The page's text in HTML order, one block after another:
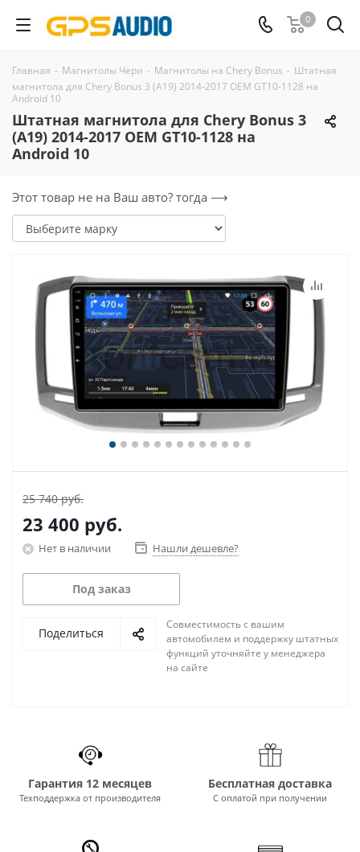
0
Главная - Магнитолы Чери - Магнитолы на Chery Bonus - Штатная
магнитола для Chery Bonus 3 (A19) 2014-2017 OEM GT10-1128 на
Android 10
Штатная магнитола для Chery Bonus 3
(A19) 2014-2017 OEM GT10-1128 на
Android 10
Этот товар не на Ваш авто? тогда ⟶
25 740 руб.
23 400 руб.
Нет в наличии Нашли дешевле?
Под заказ
Поделиться
Совместимость с вашим
автомобилем и поддержку штатных
функций уточняйте у менеджера
на сайте
Гарантия 12 месяцев
Техподдержка от производителя
Бесплатная доставка
С оплатой при получении